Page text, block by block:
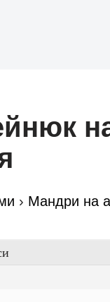
› Мандри на